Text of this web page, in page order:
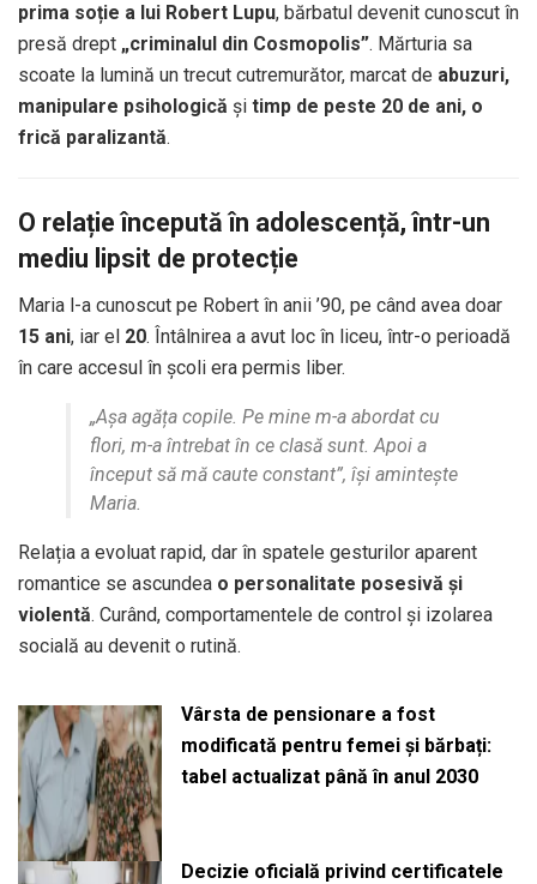
prima soție a lui Robert Lupu, bărbatul devenit cunoscut în
presă drept „criminalul din Cosmopolis”. Mărturia sa
scoate la lumină un trecut cutremurător, marcat de abuzuri,
manipulare psihologică și timp de peste 20 de ani, o
frică paralizantă.
O relație începută în adolescență, într-un
mediu lipsit de protecție
Maria l-a cunoscut pe Robert în anii ’90, pe când avea doar
15 ani, iar el 20. Întâlnirea a avut loc în liceu, într-o perioadă
în care accesul în școli era permis liber.
„Așa agăța copile. Pe mine m-a abordat cu
flori, m-a întrebat în ce clasă sunt. Apoi a
început să mă caute constant”, își amintește
Maria.
Relația a evoluat rapid, dar în spatele gesturilor aparent
romantice se ascundea o personalitate posesivă și
violentă. Curând, comportamentele de control și izolarea
socială au devenit o rutină.
Vârsta de pensionare a fost
modificată pentru femei și bărbați:
tabel actualizat până în anul 2030
Decizie oficială privind certificatele